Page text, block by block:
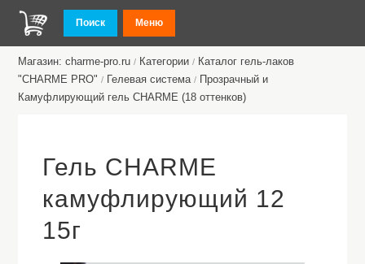
Поиск Меню
Магазин: charme-pro.ru / Категории / Каталог гель-лаков
"CHARME PRO" / Гелевая система / Прозрачный и
Камуфлирующий гель CHARME (18 оттенков)
Гель CHARME
камуфлирующий 12
15г